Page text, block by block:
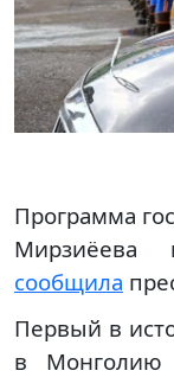
Программа
Мирзиёева
сообщила
Первый в
в Монголию